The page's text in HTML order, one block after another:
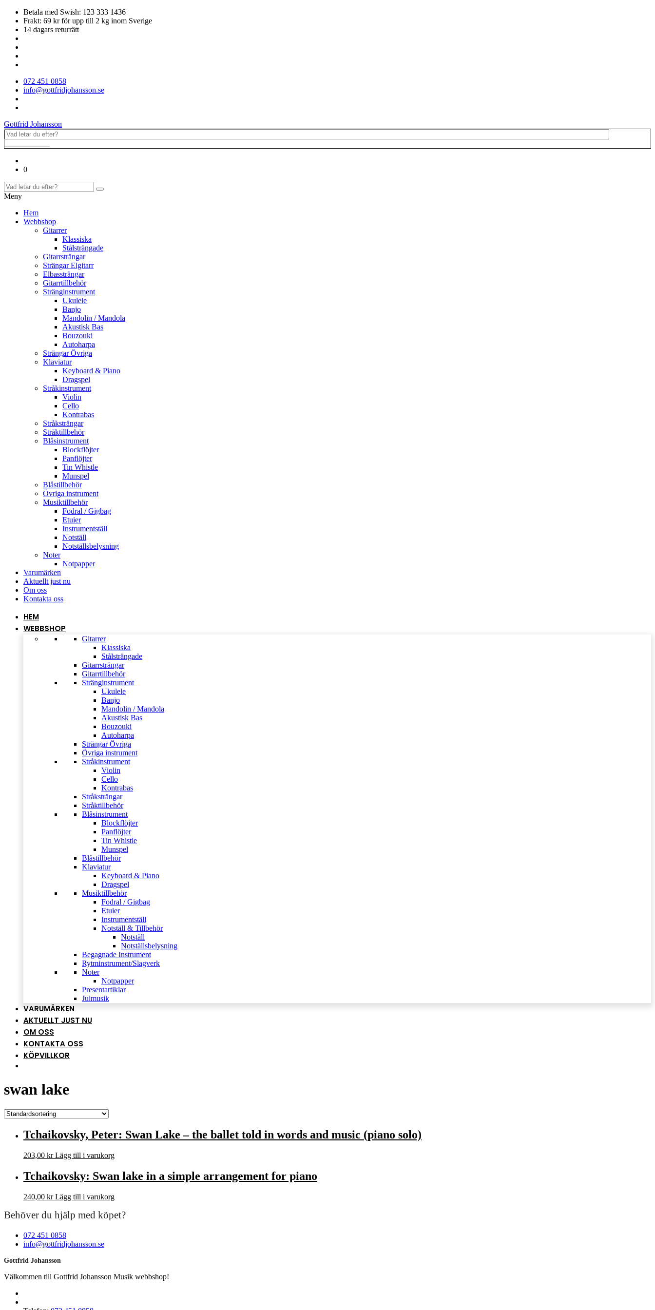
Betala med Swish: 123 333 1436
Frakt: 69 kr för upp till 2 kg inom Sverige
14 dagars returrätt
072 451 0858
info@gottfridjohansson.se
Gottfrid Johansson
0
Meny
Hem
Webbshop
Gitarrer
Klassiska
Stålsträngade
Gitarrsträngar
Strängar Elgitarr
Elbassträngar
Gitarrtillbehör
Stränginstrument
Ukulele
Banjo
Mandolin / Mandola
Akustisk Bas
Bouzouki
Autoharpa
Strängar Övriga
Klaviatur
Keyboard & Piano
Dragspel
Stråkinstrument
Violin
Cello
Kontrabas
Stråksträngar
Stråktillbehör
Blåsinstrument
Blockflöjter
Panflöjter
Tin Whistle
Munspel
Blåstillbehör
Övriga instrument
Musiktillbehör
Fodral / Gigbag
Etuier
Instrumentställ
Notställ
Notställsbelysning
Noter
Notpapper
Varumärken
Aktuellt just nu
Om oss
Kontakta oss
HEM
WEBBSHOP
Gitarrer
Klassiska
Stålsträngade
Gitarrsträngar
Gitarrtillbehör
Stränginstrument
Ukulele
Banjo
Mandolin / Mandola
Akustisk Bas
Bouzouki
Autoharpa
Strängar Övriga
Övriga instrument
Stråkinstrument
Violin
Cello
Kontrabas
Stråksträngar
Stråktillbehör
Blåsinstrument
Blockflöjter
Panflöjter
Tin Whistle
Munspel
Blåstillbehör
Klaviatur
Keyboard & Piano
Dragspel
Musiktillbehör
Fodral / Gigbag
Etuier
Instrumentställ
Notställ & Tillbehör
Notställ
Notställsbelysning
Begagnade Instrument
Rytminstrument/Slagverk
Noter
Notpapper
Presentartiklar
Julmusik
VARUMÄRKEN
AKTUELLT JUST NU
OM OSS
KONTAKTA OSS
KÖPVILLKOR
swan lake
Tchaikovsky, Peter: Swan Lake – the ballet told in words and music (piano solo)
203,00 kr Lägg till i varukorg
Tchaikovsky: Swan lake in a simple arrangement for piano
240,00 kr Lägg till i varukorg
Behöver du hjälp med köpet?
072 451 0858
info@gottfridjohansson.se
Gottfrid Johansson
Välkommen till Gottfrid Johansson Musik webbshop!